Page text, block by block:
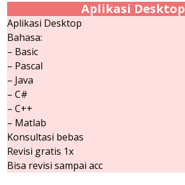
Aplikasi Desktop
Aplikasi Desktop
Bahasa:
– Basic
– Pascal
– Java
– C#
– C++
– Matlab
Konsultasi bebas
Revisi gratis 1x
Bisa revisi sampai acc